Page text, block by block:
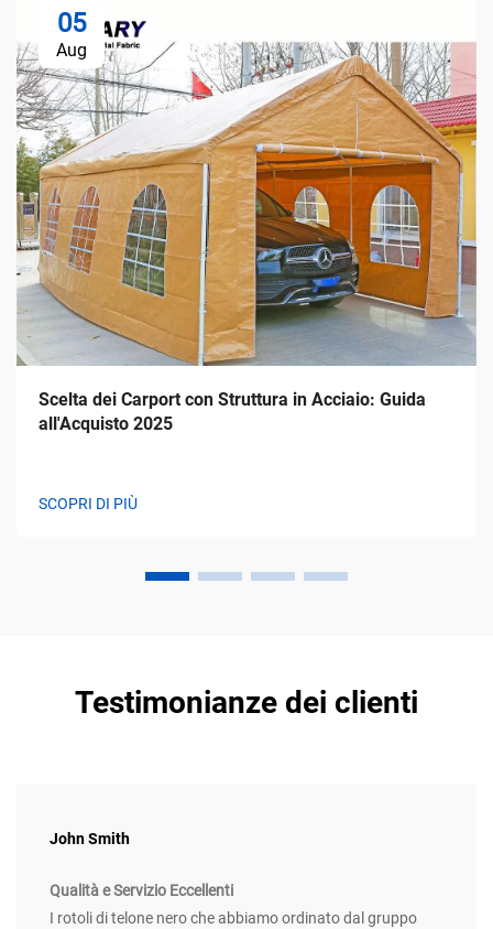
05
Aug
Scelta dei Carport con Struttura in Acciaio: Guida
all'Acquisto 2025
SCOPRI DI PIÙ
Testimonianze dei clienti
John Smith
Qualità e Servizio Eccellenti
I rotoli di telone nero che abbiamo ordinato dal gruppo